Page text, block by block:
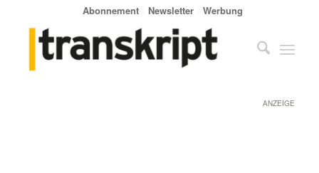
Abonnement Newsletter Werbung
ANZEIGE